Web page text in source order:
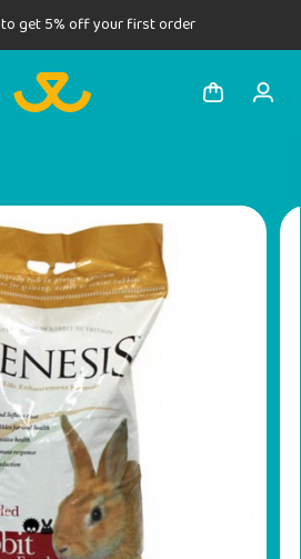
to get 5% off your first order